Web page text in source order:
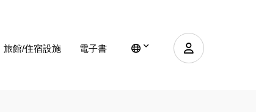
旅館/住宿設施 電子書